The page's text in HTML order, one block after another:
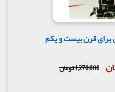
برای قرن بیست و یکم
1,270,000 تومان